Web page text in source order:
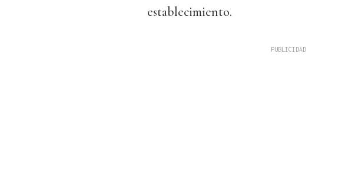
establecimiento.